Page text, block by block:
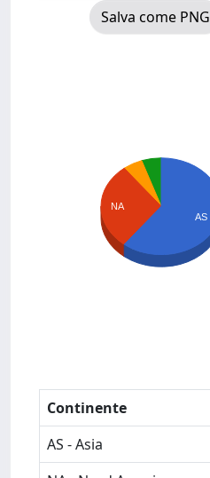
Salva come PNG
NA
AS
Continente
AS - Asia